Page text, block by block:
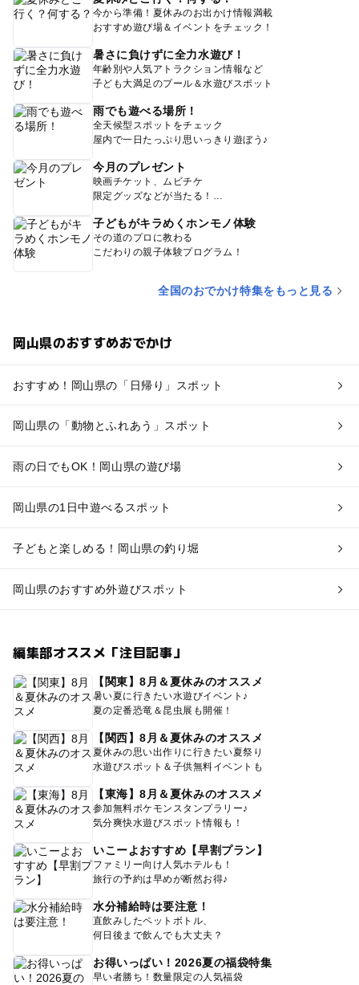
今から準備！夏休みのお出かけ情報満載
おすすめ遊び場＆イベントをチェック！
暑さに負けずに全力水遊び！
年齢別や人気アトラクション情報など
子ども大満足のプール＆水遊びスポット
雨でも遊べる場所！
全天候型スポットをチェック
屋内で一日たっぷり思いっきり遊ぼう♪
今月のプレゼント
映画チケット、ムビチケ
限定グッズなどが当たる！
子どもがキラめくホンモノ体験
その道のプロに教わる
こだわりの親子体験プログラム！
全国のおでかけ特集をもっと見る
岡山県のおすすめおでかけ
おすすめ！岡山県の「日帰り」スポット
岡山県の「動物とふれあう」スポット
雨の日でもOK！岡山県の遊び場
岡山県の1日中遊べるスポット
子どもと楽しめる！岡山県の釣り堀
岡山県のおすすめ外遊びスポット
編集部オススメ「注目記事」
【関東】8月＆夏休みのオススメ
暑い夏に行きたい水遊びイベント♪
夏の定番恐竜＆昆虫展も開催！
【関西】8月＆夏休みのオススメ
夏休みの思い出作りに行きたい夏祭り
水遊びスポット＆子供無料イベントも
【東海】8月＆夏休みのオススメ
参加無料ポケモンスタンプラリー♪
気分爽快水遊びスポット情報も！
いこーよおすすめ【早割プラン】
ファミリー向け人気ホテルも！
旅行の予約は早めが断然お得♪
水分補給時は要注意！
直飲みしたペットボトル、
何日後まで飲んでも大丈夫？
お得いっぱい！2026夏の福袋特集
早い者勝ち！数量限定の人気福袋